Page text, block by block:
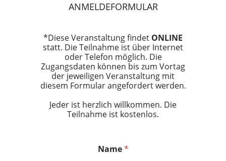
ANMELDEFORMULAR
*Diese Veranstaltung findet ONLINE
statt. Die Teilnahme ist über Internet
oder Telefon möglich. Die
Zugangsdaten können bis zum Vortag
der jeweiligen Veranstaltung mit
diesem Formular angefordert werden.
Jeder ist herzlich willkommen. Die
Teilnahme ist kostenlos.
Name*